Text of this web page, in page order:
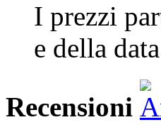
I prezzi
e della
Recensioni